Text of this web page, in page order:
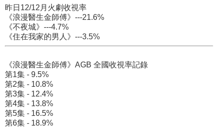
昨日12/12月火劇收視率
《浪漫醫生金師傅》---21.6%
《不夜城》---4.7%
《住在我家的男人》---3.5%
《浪漫醫生金師傅》AGB 全國收視率記錄
第1集 - 9.5%
第2集 - 10.8%
第3集 - 12.4%
第4集 - 13.8%
第5集 - 16.5%
第6集 - 18.9%